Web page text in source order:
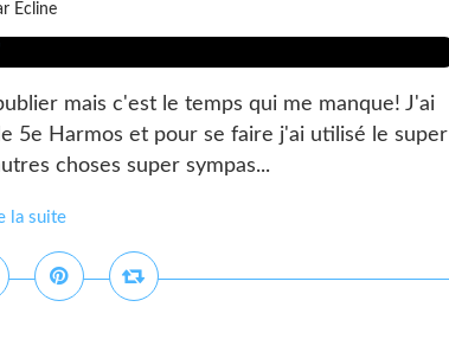
Ecline
mais c'est le temps qui me manque! J'ai
5e Harmos et pour se faire j'ai utilisé le super
choses super sympas...
la suite